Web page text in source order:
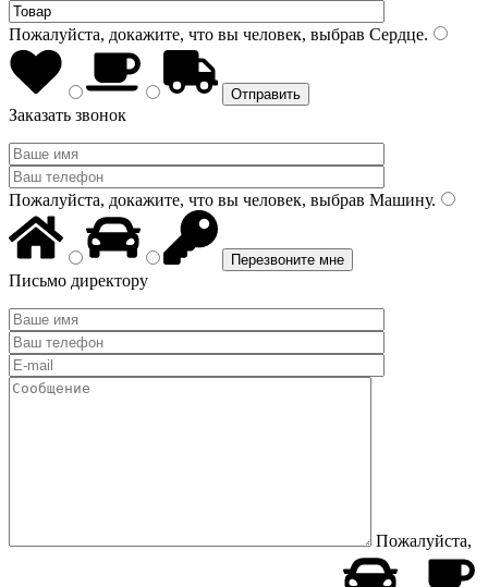
Пожалуйста, докажите, что вы человек, выбрав Сердце.
Заказать звонок
Пожалуйста, докажите, что вы человек, выбрав Машину.
Письмо директору
Пожалуйста,